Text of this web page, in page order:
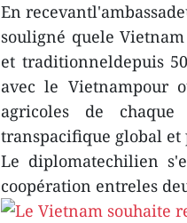
En
souligné quele
et traditionneldepuis
avec le Vietnampour
agricoles de
transpacifique global et
Le diplomatechilien
coopération entreles